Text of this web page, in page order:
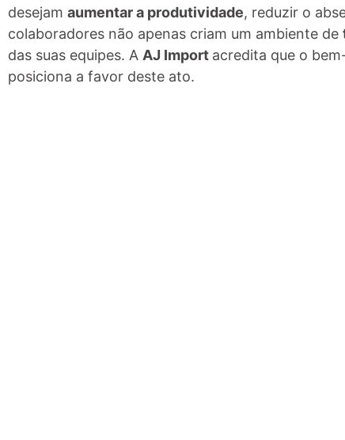
desejam aumentar a produtividade, reduzir o
colaboradores não apenas criam um ambiente de
das suas equipes. A AJ Import acredita que o
posiciona a favor deste ato.